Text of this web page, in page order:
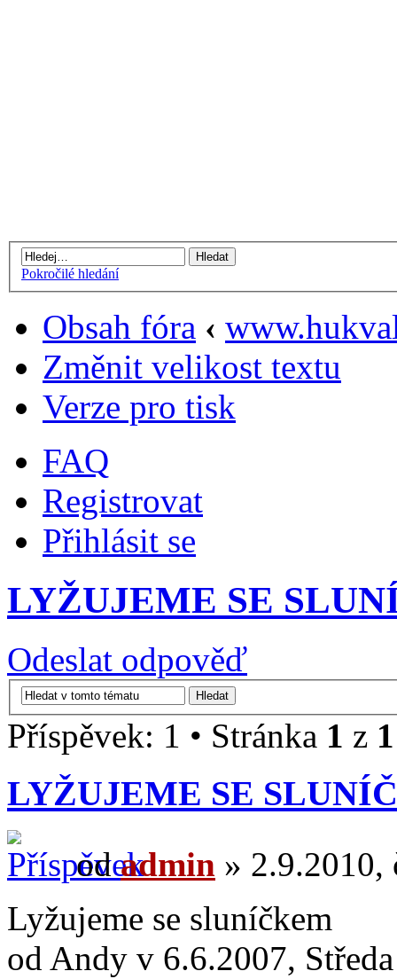
Pokročilé hledání
Obsah fóra ‹
Změnit velikost textu
Verze pro tisk
FAQ
Registrovat
Přihlásit se
LYŽUJEME SE
Odeslat odpověď
Příspěvek: 1 • Stránka 1 z 1
LYŽUJEME SE
odadmin » 2.9.2010,
Lyžujeme se sluníčkem
od Andy v 6.6.2007,